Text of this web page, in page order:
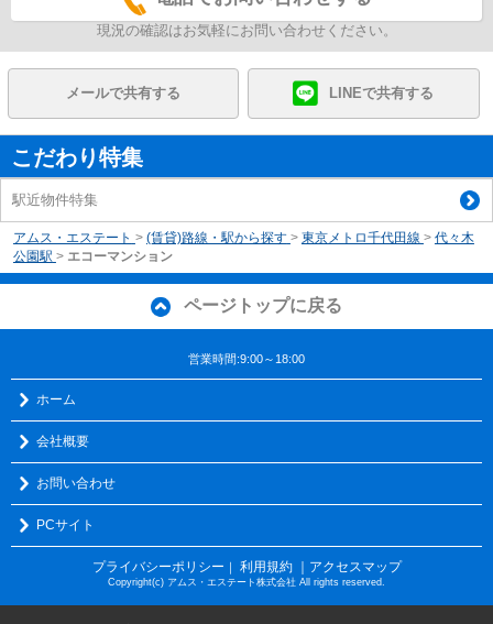
現況の確認はお気軽にお問い合わせください。
メールで共有する LINEで共有する
こだわり特集
駅近物件特集
アムス・エステート > (賃貸)路線・駅から探す > 東京メトロ千代田線 > 代々木
公園駅 > エコーマンション
ページトップに戻る
営業時間:9:00～18:00
ホーム
会社概要
お問い合わせ
PCサイト
プライバシーポリシー 利用規約 ｜アクセスマップ
Copyright(c) アムス・エステート株式会社 All rights reserved.